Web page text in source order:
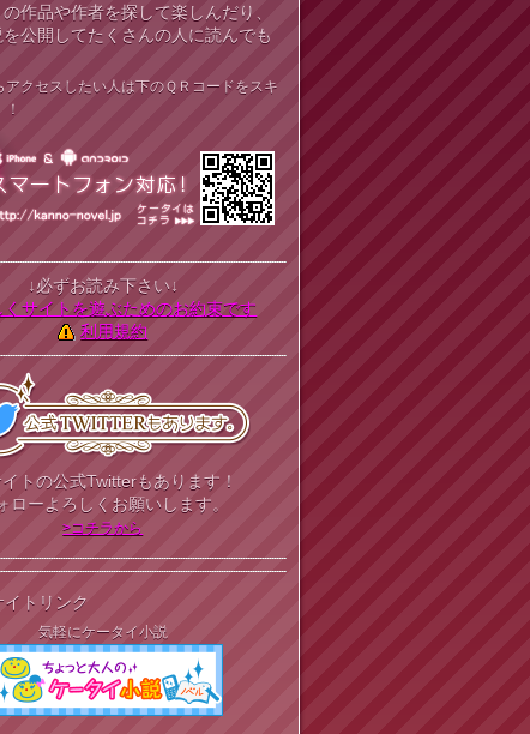
作品や作者を探して楽しんだり、
を公開してたくさんの人に読んでも
アクセスしたい人は下のＱＲコードをスキ
↓必ずお読み下さい↓
くサイトを遊ぶためのお約束です
利用規約
トの公式Twitterもあります！
ローよろしくお願いします。
>コチラから
イトリンク
気軽にケータイ小説